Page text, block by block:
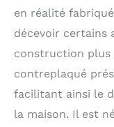
en réalité
décevoir certains
construction plus
contreplaqué
facilitant ainsi le
la maison. Il est